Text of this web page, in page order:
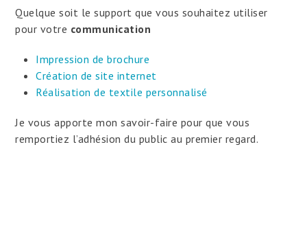
Quelque soit le support que vous souhaitez utiliser
pour votre communication
Impression de brochure
Création de site internet
Réalisation de textile personnalisé
Je vous apporte mon savoir-faire pour que vous
remportiez l’adhésion du public au premier regard.